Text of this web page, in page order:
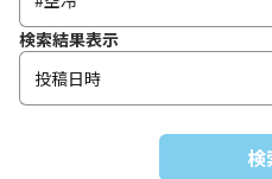
検索結果表示
投稿日時
検